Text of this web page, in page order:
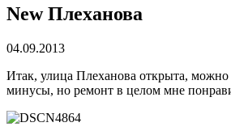
New Плеханова
04.09.2013
Итак, улица Плеханова открыта, можно
минусы, но ремонт в целом мне